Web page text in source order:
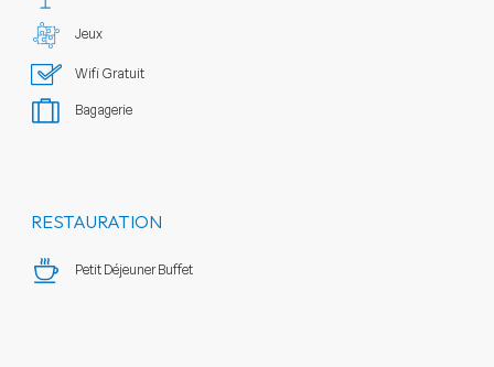
Jeux
Wifi Gratuit
Bagagerie
RESTAURATION
Petit Déjeuner Buffet